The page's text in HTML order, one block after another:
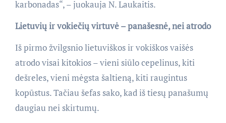
karbonadas“, – juokauja N. Laukaitis.
Lietuvių ir vokiečių virtuvė – panašesnė, nei atrodo
Iš pirmo žvilgsnio lietuviškos ir vokiškos vaišės
atrodo visai kitokios – vieni siūlo cepelinus, kiti
dešreles, vieni mėgsta šaltieną, kiti raugintus
kopūstus. Tačiau šefas sako, kad iš tiesų panašumų
daugiau nei skirtumų.